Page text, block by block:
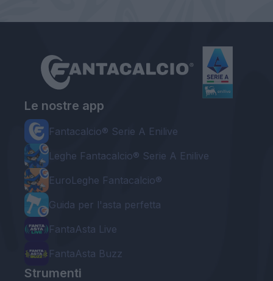
Le nostre app
Fantacalcio® Serie A Enilive
Leghe Fantacalcio® Serie A Enilive
EuroLeghe Fantacalcio®
Guida per l'asta perfetta
FantaAsta Live
FantaAsta Buzz
Strumenti